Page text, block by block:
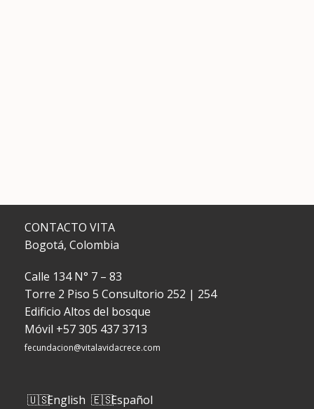
CONTACTO VITA
Bogotá, Colombia
Calle 134 N° 7 – 83
Torre 2 Piso 5 Consultorio 252 | 254
Edificio Altos del bosque
Móvil +57 305 437 3713
fecundacion@vitalavidacrece.com
English
Español